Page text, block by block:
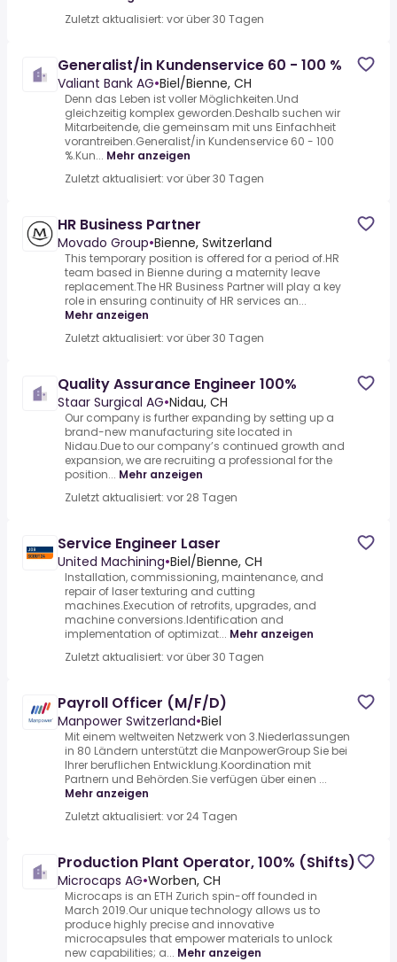
Zuletzt aktualisiert: vor über 30 Tagen
Generalist/in Kundenservice 60 - 100 %
Valiant Bank AG•Biel/Bienne, CH
Denn das Leben ist voller Möglichkeiten.Und
gleichzeitig komplex geworden.Deshalb suchen wir
Mitarbeitende, die gemeinsam mit uns Einfachheit
vorantreiben.Generalist/in Kundenservice 60 - 100
%.Kun... Mehr anzeigen
Zuletzt aktualisiert: vor über 30 Tagen
HR Business Partner
Movado Group•Bienne, Switzerland
This temporary position is offered for a period of.HR
team based in Bienne during a maternity leave
replacement.The HR Business Partner will play a key
role in ensuring continuity of HR services an...
Mehr anzeigen
Zuletzt aktualisiert: vor über 30 Tagen
Quality Assurance Engineer 100%
Staar Surgical AG•Nidau, CH
Our company is further expanding by setting up a
brand-new manufacturing site located in
Nidau.Due to our company’s continued growth and
expansion, we are recruiting a professional for the
position... Mehr anzeigen
Zuletzt aktualisiert: vor 28 Tagen
Service Engineer Laser
United Machining•Biel/Bienne, CH
Installation, commissioning, maintenance, and
repair of laser texturing and cutting
machines.Execution of retrofits, upgrades, and
machine conversions.Identification and
implementation of optimizat... Mehr anzeigen
Zuletzt aktualisiert: vor über 30 Tagen
Payroll Officer (M/F/D)
Manpower Switzerland•Biel
Mit einem weltweiten Netzwerk von 3.Niederlassungen
in 80 Ländern unterstützt die ManpowerGroup Sie bei
Ihrer beruflichen Entwicklung.Koordination mit
Partnern und Behörden.Sie verfügen über einen ...
Mehr anzeigen
Zuletzt aktualisiert: vor 24 Tagen
Production Plant Operator, 100% (Shifts)
Microcaps AG•Worben, CH
Microcaps is an ETH Zurich spin-off founded in
March 2019.Our unique technology allows us to
produce highly precise and innovative
microcapsules that empower materials to unlock
new capabilities; a... Mehr anzeigen